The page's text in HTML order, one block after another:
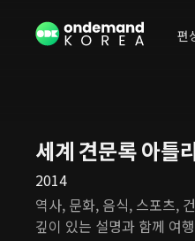
편
세계 견문록 아틀
2014
역사, 문화, 음식, 스포츠,
깊이 있는 설명과 함께 여